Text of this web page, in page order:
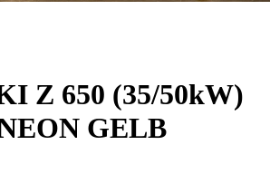
Z 650 (35/50kW)
GELB